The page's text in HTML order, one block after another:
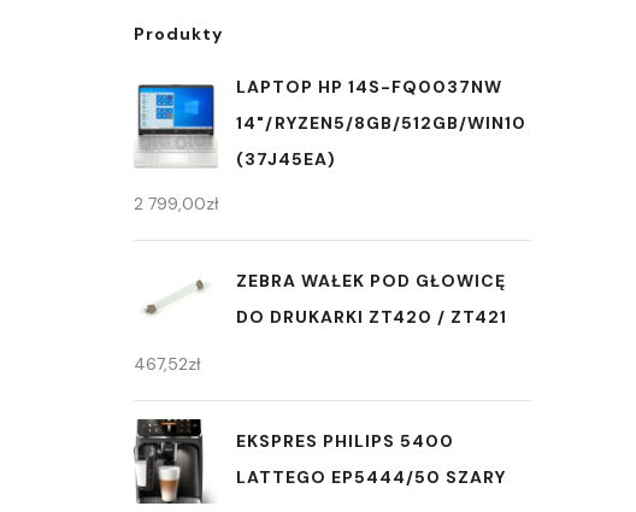
Produkty
LAPTOP HP 14S-FQ0037NW
14"/RYZEN5/8GB/512GB/WIN10
(37J45EA)
2 799,00zł
ZEBRA WAŁEK POD GŁOWICĘ
DO DRUKARKI ZT420 / ZT421
467,52zł
EKSPRES PHILIPS 5400
LATTEGO EP5444/50 SZARY